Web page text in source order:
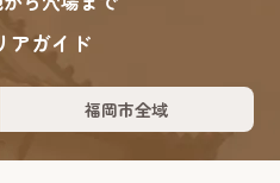
アガイド
福岡市全域